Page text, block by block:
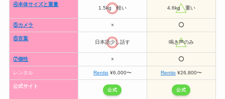
④本体サイズと重量
1.5kg 軽い 4.6kg 重い
⑤カメラ × ⭕️
⑥言葉
日本語少し話す 鳴き声のみ
⑦個性 × ⭕️
レンタル Rentio¥6,000〜 Rentio¥26,800〜
公式サイト
公式 公式